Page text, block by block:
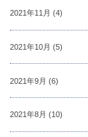
2021年11月 (4)
2021年10月 (5)
2021年9月 (6)
2021年8月 (10)